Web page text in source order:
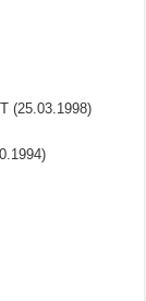
(25.03.1998)